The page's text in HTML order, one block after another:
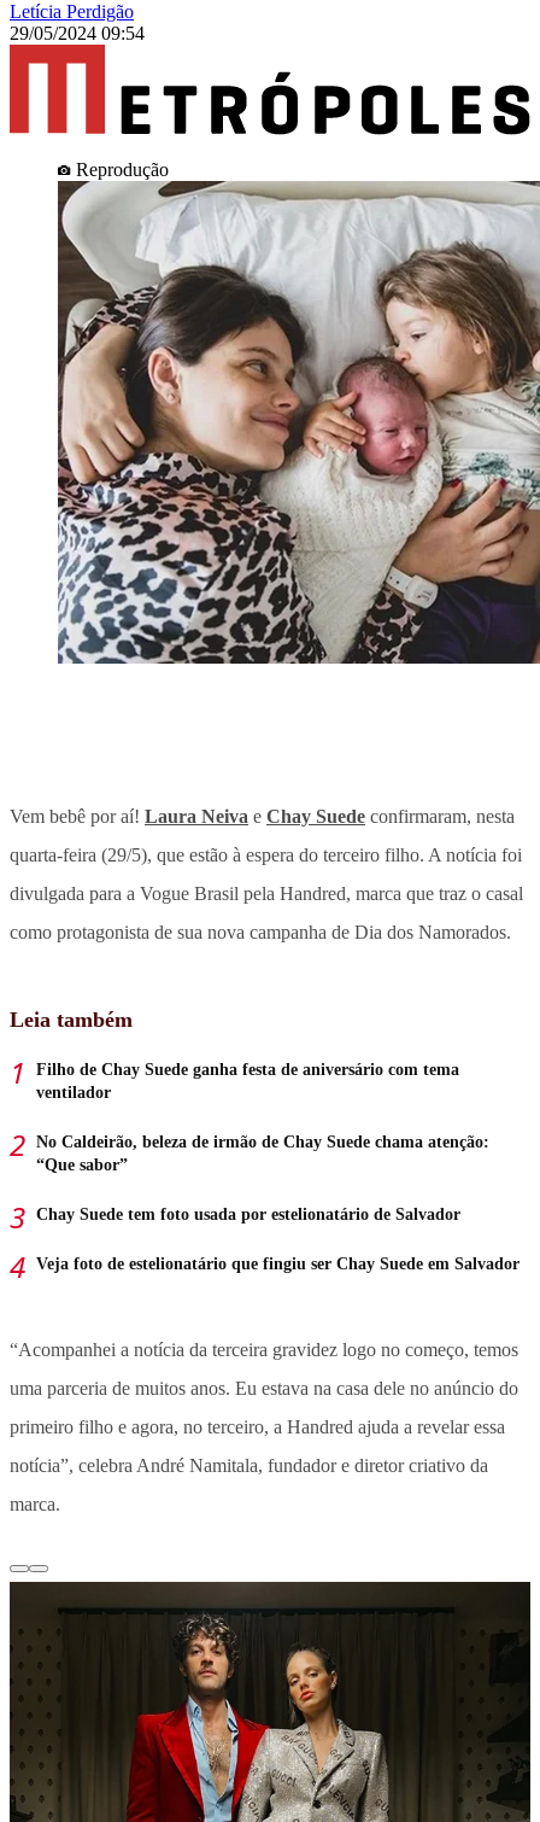
Letícia Perdigão
29/05/2024 09:54
Reprodução
Vem bebê por aí! Laura Neiva e Chay Suede confirmaram, nesta
quarta-feira (29/5), que estão à espera do terceiro filho. A notícia foi
divulgada para a Vogue Brasil pela Handred, marca que traz o casal
como protagonista de sua nova campanha de Dia dos Namorados.
Leia também
Filho de Chay Suede ganha festa de aniversário com tema
ventilador
No Caldeirão, beleza de irmão de Chay Suede chama atenção:
“Que sabor”
Chay Suede tem foto usada por estelionatário de Salvador
Veja foto de estelionatário que fingiu ser Chay Suede em Salvador
“Acompanhei a notícia da terceira gravidez logo no começo, temos
uma parceria de muitos anos. Eu estava na casa dele no anúncio do
primeiro filho e agora, no terceiro, a Handred ajuda a revelar essa
notícia”, celebra André Namitala, fundador e diretor criativo da
marca.